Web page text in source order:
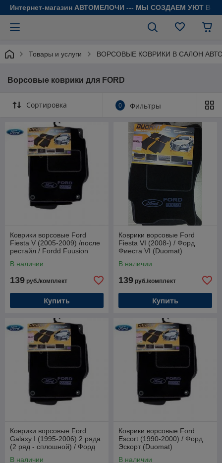
Интернет-магазин АВТОМЕЛОЧИ --- МЫ СОЗДАЕМ УЮТ В
Товары и услуги ВОРСОВЫЕ КОВРИКИ В САЛОН
Ворсовые коврики для FORD
Сортировка 0 Фильтры
Коврики ворсовые Ford
Fiesta V (2005-2009) /после
рестайл / Fordd Fuusion
(Duomat)*
В наличии
139 руб./комплект
Купить
Коврики ворсовые Ford
Fiesta VI (2008-) / Форд
Фиеста VI (Duomat)
В наличии
139 руб./комплект
Купить
Коврики ворсовые Ford
Galaxy I (1995-2006) 2 ряда
(2 ряд - сплошной) / Форд
В наличии
Коврики ворсовые Ford
Escort (1990-2000) / Форд
Эскорт (Duomat)
В наличии